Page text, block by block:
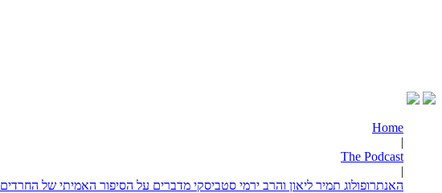
Home
|
The Podcast
|
האנתרופולוג תמיר ליאון והרב ירמי סטביסקי מדברים על הסיפור האמיתי של החרדים